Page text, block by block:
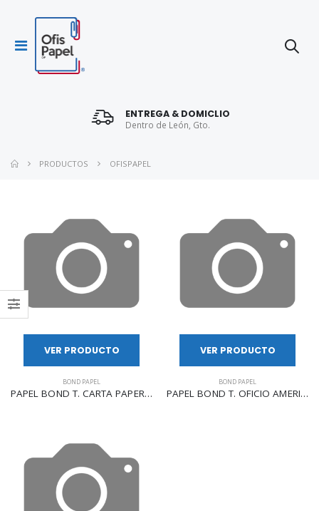
ENTREGA & DOMICLIO
Dentro de León, Gto.
PRODUCTOS OFISPAPEL
VER PRODUCTO
BOND PAPEL
PAPEL BOND T. CARTA PAPERLINE/HIGH WHITENESS BOND C/500 97%
VER PRODUCTO
BOND PAPEL
PAPEL BOND T. OFICIO AMERICANO FACIA C/500 95% BLANCURA